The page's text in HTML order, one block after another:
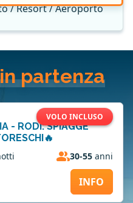
/ Resort / Aeroporto
in partenza
VOLO INCLUSO
- RODI: SPIAGGE
30-55 anni
INFO